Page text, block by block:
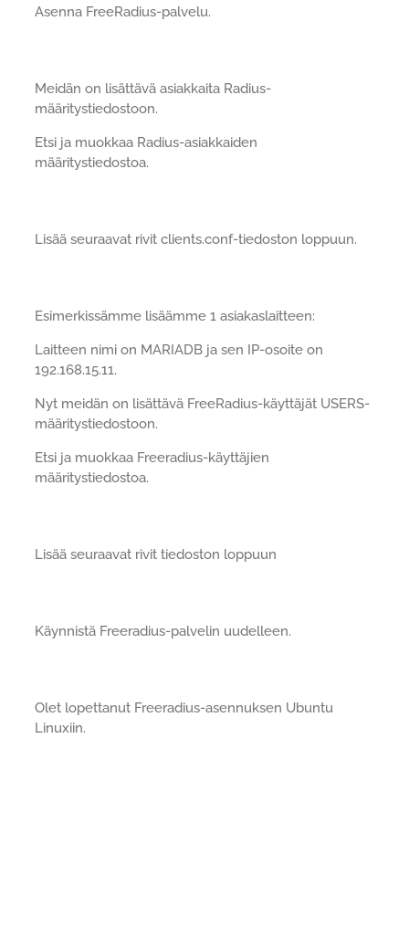
Asenna FreeRadius-palvelu.
Meidän on lisättävä asiakkaita Radius-
määritystiedostoon.
Etsi ja muokkaa Radius-asiakkaiden
määritystiedostoa.
Lisää seuraavat rivit clients.conf-tiedoston loppuun.
Esimerkissämme lisäämme 1 asiakaslaitteen:
Laitteen nimi on MARIADB ja sen IP-osoite on
192.168.15.11.
Nyt meidän on lisättävä FreeRadius-käyttäjät USERS-
määritystiedostoon.
Etsi ja muokkaa Freeradius-käyttäjien
määritystiedostoa.
Lisää seuraavat rivit tiedoston loppuun
Käynnistä Freeradius-palvelin uudelleen.
Olet lopettanut Freeradius-asennuksen Ubuntu
Linuxiin.